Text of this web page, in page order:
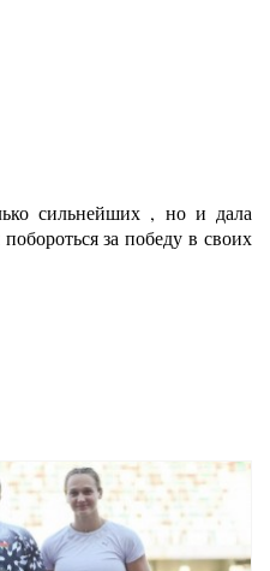
сильнейших , но и дала
за победу в своих